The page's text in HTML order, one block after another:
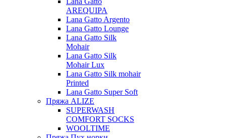
AREQUIPA
Lana Gatto Argento
Lana Gatto Lounge
Lana Gatto Silk
Mohair
Lana Gatto Silk
Mohair Lux
Lana Gatto Silk mohair
Printed
Lana Gatto Super Soft
Пряжа ALIZE
SUPERWASH
COMFORT SOCKS
WOOLTIME